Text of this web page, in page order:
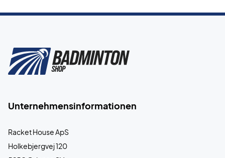
Unternehmensinformationen
Racket House ApS
Holkebjergvej 120